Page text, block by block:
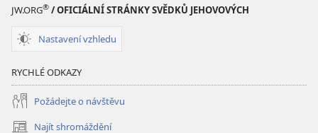
JW.ORG® / OFICIÁLNÍ STRÁNKY SVĚDKŮ JEHOVOVÝCH
Nastavení vzhledu
RYCHLÉ ODKAZY
Požádejte o návštěvu
Najít shromáždění